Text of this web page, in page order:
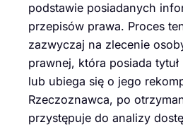
podstawie posiadanych
przepisów prawa. Proces
zazwyczaj na zlecenie
prawnej, która posiada
lub ubiega się o jego
Rzeczoznawca, po
przystępuje do analizy